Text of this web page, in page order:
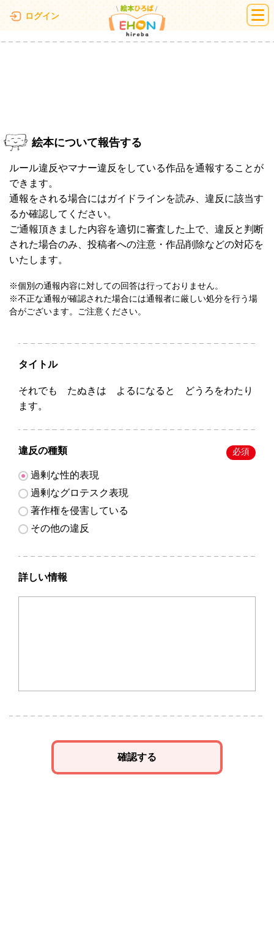
ログイン 絵本ひろば
絵本について報告する
ルール違反やマナー違反をしている作品を通報することが
できます。
通報をされる場合にはガイドラインを読み、違反に該当す
るか確認してください。
ご通報頂きました内容を適切に審査した上で、違反と判断
された場合のみ、投稿者への注意・作品削除などの対応を
いたします。
※個別の通報内容に対しての回答は行っておりません。
※不正な通報が確認された場合には通報者に厳しい処分を行う場
合がございます。ご注意ください。
タイトル
それでも たぬきは よるになると どうろをわたり
ます。
違反の種類 必須
過剰な性的表現
過剰なグロテスク表現
著作権を侵害している
その他の違反
詳しい情報
確認する